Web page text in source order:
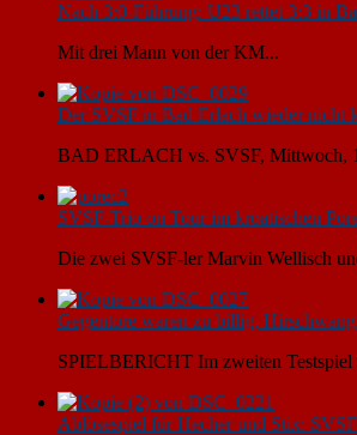
Nach 3:0-Führung: U23 rettet 3:3 in
Mit drei Mann von der KM...
Der SVSF in Bad Erlach wieder nicht
BAD ERLACH vs. SVSF, Mittwoch,
SVSF-Trio on Tour im kroatischen
Die zwei SVSF-ler Marvin Wellisch
Gegentore waren zu billig,
SPIELBERICHT Im zweiten Testspiel
Ablösespiel für Hecher und Stix: